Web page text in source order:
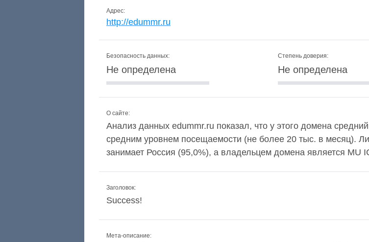
Адрес:
http://edummr.ru
Безопасность данных:
Не определена
Степень доверия:
Не определена
О сайте:
Анализ данных edummr.ru показал, что у этого домена
средним уровнем посещаемости (не более 20 тыс. в месяц).
занимает Россия (95,0%), а владельцем домена является MU
Заголовок:
Success!
Мета-описание: